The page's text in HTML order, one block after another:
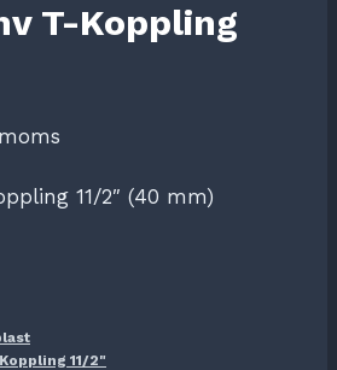
T-Koppling
11/2″ (40 mm)
11/2"